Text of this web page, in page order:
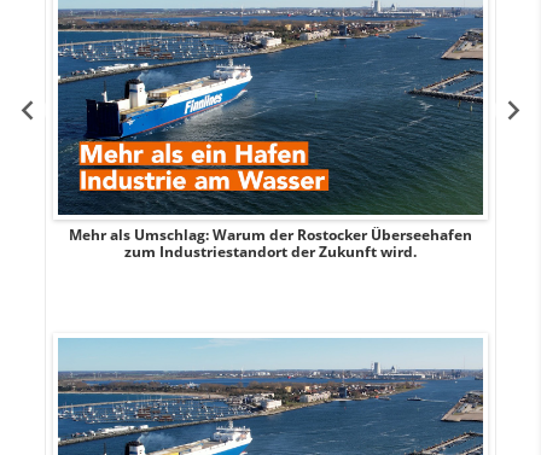
Mehr als Umschlag: Warum der Rostocker Überseehafen
zum Industriestandort der Zukunft wird.